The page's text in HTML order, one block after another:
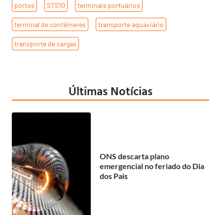
portos STS10 terminais portuários
terminal de contêineres transporte aquaviário
transporte de cargas
Últimas Notícias
ONS descarta plano
emergencial no feriado do Dia
dos Pais